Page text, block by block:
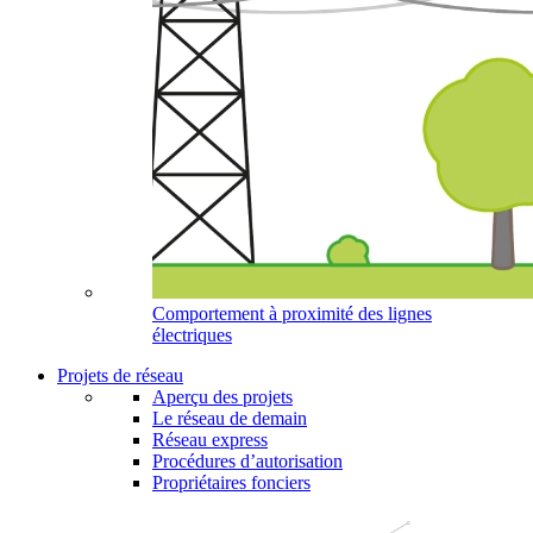
Comportement à proximité des lignes
électriques
Projets de réseau
Aperçu des projets
Le réseau de demain
Réseau express
Procédures d’autorisation
Propriétaires fonciers